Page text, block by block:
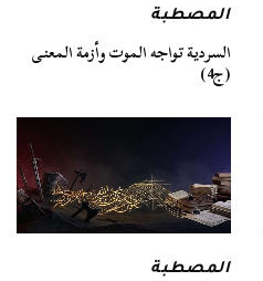
المصطبة
السردية تواجه الموت وأزمة المعنى
(ج4)
المصطبة